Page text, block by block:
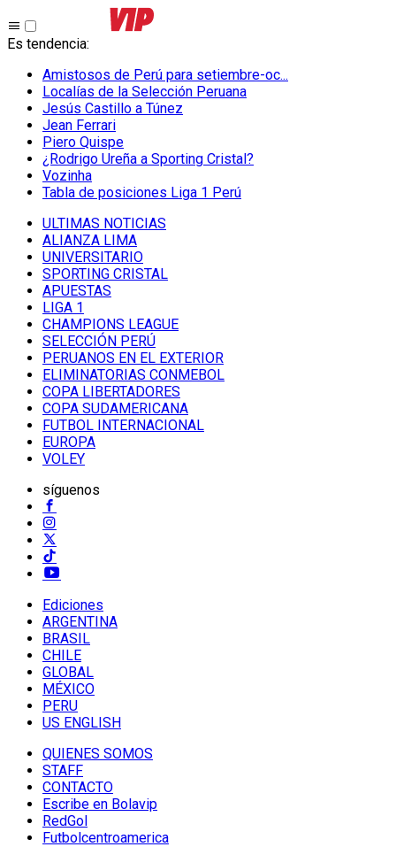
Es tendencia:
Amistosos de Perú para setiembre-oc...
Localías de la Selección Peruana
Jesús Castillo a Túnez
Jean Ferrari
Piero Quispe
¿Rodrigo Ureña a Sporting Cristal?
Vozinha
Tabla de posiciones Liga 1 Perú
ULTIMAS NOTICIAS
ALIANZA LIMA
UNIVERSITARIO
SPORTING CRISTAL
APUESTAS
LIGA 1
CHAMPIONS LEAGUE
SELECCIÓN PERÚ
PERUANOS EN EL EXTERIOR
ELIMINATORIAS CONMEBOL
COPA LIBERTADORES
COPA SUDAMERICANA
FUTBOL INTERNACIONAL
EUROPA
VOLEY
síguenos
Ediciones
ARGENTINA
BRASIL
CHILE
GLOBAL
MÉXICO
PERU
US ENGLISH
QUIENES SOMOS
STAFF
CONTACTO
Escribe en Bolavip
RedGol
Futbolcentroamerica